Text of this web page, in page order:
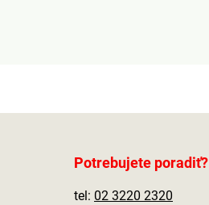
Potrebujete poradiť?
tel: 02 3220 2320